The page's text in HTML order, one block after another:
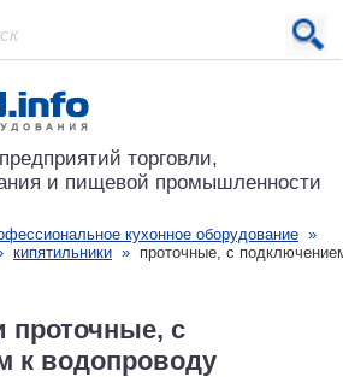
году
торговли,
и пищевой промышленности
кухонное оборудование »
кипятильники » проточные, с
проточные, с
к водопроводу